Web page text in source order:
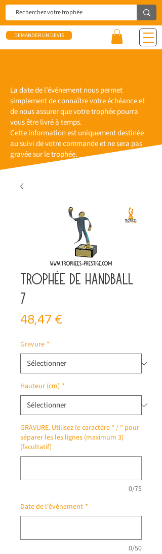
DEMANDER UN DEVIS
La date de l’événement nous permet
simplement de connaître votre échéance et
de nous assurer que votre trophée pourra
vous être livré à temps.
Cette information est uniquement destinée
au suivi de votre commande et ne sera pas
gravée sur le trophée.
Trophée de handball
7
48,47 €
Gravure *
Hauteur (cm) *
GRAVURE. Utilisez le caractère " / " pour
séparer les les lignes (maximum 3)
(facultatif)
0/75
Date de l'événement *
0/50